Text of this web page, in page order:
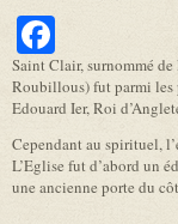
Saint Clair, surnommé
Roubillous) fut parmi les
Edouard Ier, Roi
Cependant au spirituel,
L’Eglise fut d’abord un
une ancienne porte du